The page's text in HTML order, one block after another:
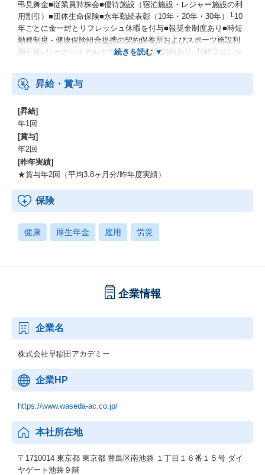
弔見舞金■従業員持株会■優待施設（宿泊施設・レジャー施設の利
用割引）■団体生命保険■永年勤続表彰（10年・20年・30年）└10
年ごとに金一封とリフレッシュ休暇を付与■報奨金制度あり■時短
勤務制度 - 健康保険組合提携の契約保養所およびスポーツ施設利
用可能- リーガロイヤルホテル東京の利用契約あり- 川崎フロンタ
ーポレートプログラム利用可能- サンリオピューロランド 年間割
引券提供 など
昇給・賞与
[昇給]
年1回
[賞与]
年2回
[昨年実績]
★賞与年2回（平均3.8ヶ月分/昨年度実績）
保険
健康 厚生年金 雇用 労災
企業情報
企業名
株式会社早稲田アカデミー
企業HP
https://www.waseda-ac.co.jp/
本社所在地
〒1710014 東京都 東京都 豊島区南池袋 １丁目１６番１５号 ダイ
ヤゲート池袋９階